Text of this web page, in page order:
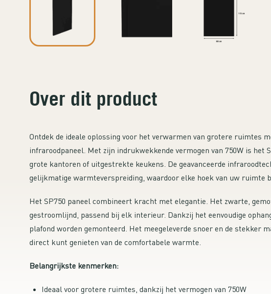
Over dit product
Ontdek de ideale oplossing voor het verwarmen van grotere ruimtes
infraroodpaneel. Met zijn indrukwekkende vermogen van 750W is het
grote kantoren of uitgestrekte keukens. De geavanceerde
gelijkmatige warmteverspreiding, waardoor elke hoek van uw ruimte
Het SP750 paneel combineert kracht met elegantie. Het zwarte,
gestroomlijnd, passend bij elk interieur. Dankzij het eenvoudige
plafond worden gemonteerd. Het meegeleverde snoer en de stekker
direct kunt genieten van de comfortabele warmte.
Belangrijkste kenmerken:
Ideaal voor grotere ruimtes, dankzij het vermogen van 750W